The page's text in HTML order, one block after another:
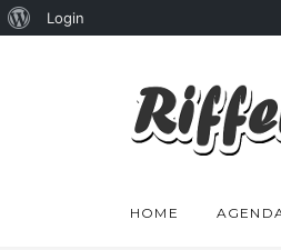
HOME
Sobre
Login